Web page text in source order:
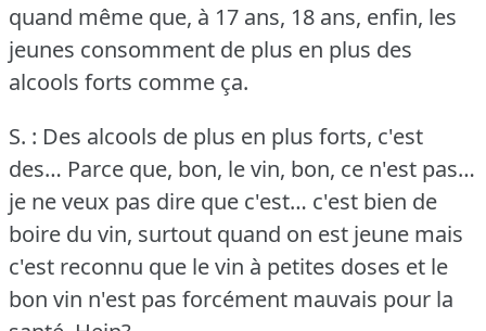
quand même que, à 17 ans, 18 ans, enfin, les
jeunes consomment de plus en plus des
alcools forts comme ça.
S. : Des alcools de plus en plus forts, c'est
des… Parce que, bon, le vin, bon, ce n'est pas…
je ne veux pas dire que c'est… c'est bien de
boire du vin, surtout quand on est jeune mais
c'est reconnu que le vin à petites doses et le
bon vin n'est pas forcément mauvais pour la